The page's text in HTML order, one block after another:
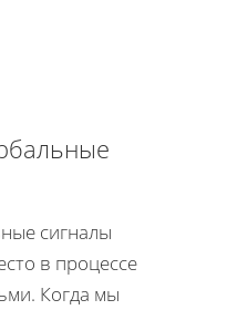
сигналы
в процессе
Когда мы